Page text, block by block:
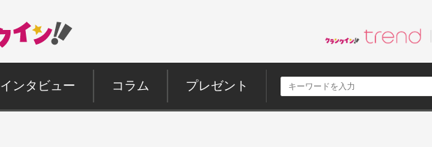
インタビュー コラム プレゼント